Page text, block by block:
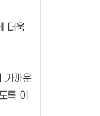
더욱
가까운
록 이